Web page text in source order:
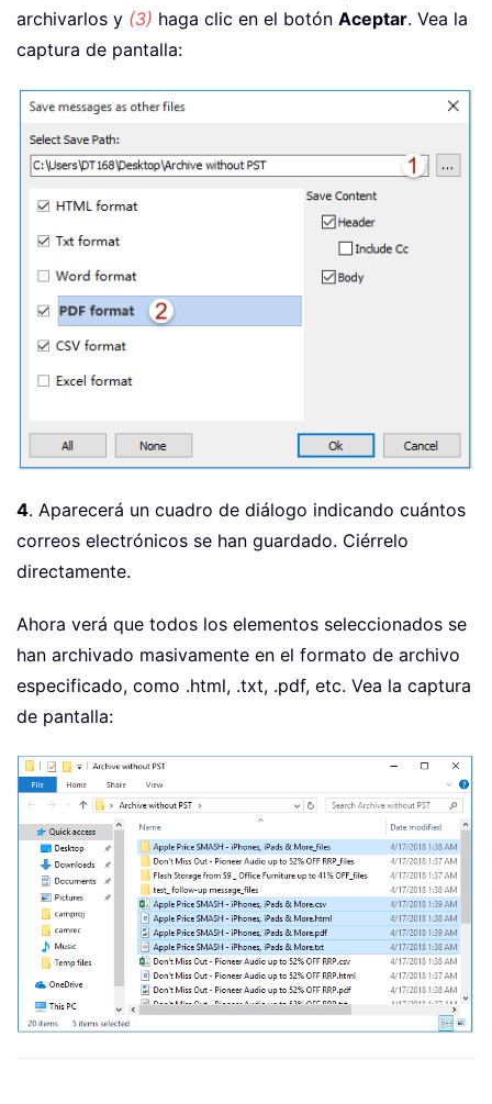
archivarlos y (3) haga clic en el botón Aceptar. Vea la
captura de pantalla:
4. Aparecerá un cuadro de diálogo indicando cuántos
correos electrónicos se han guardado. Ciérrelo
directamente.
Ahora verá que todos los elementos seleccionados se
han archivado masivamente en el formato de archivo
especificado, como .html, .txt, .pdf, etc. Vea la captura
de pantalla: